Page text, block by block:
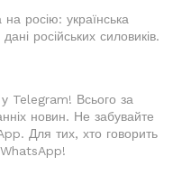
росію: українська
російських силовиків.
Telegram! Всього за
новин. Не забувайте
Для тих, хто говорить